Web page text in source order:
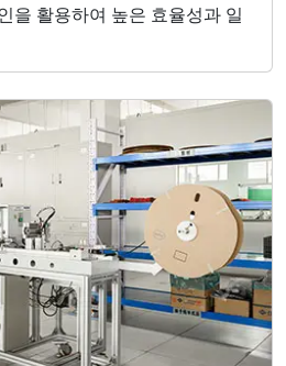
을 활용하여 높은 효율성과 일